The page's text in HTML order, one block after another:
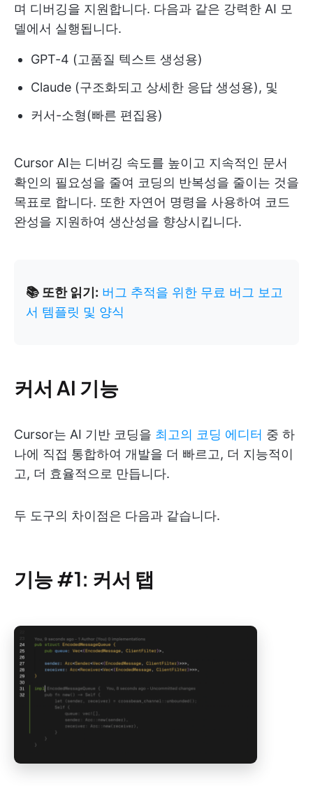
며 디버깅을 지원합니다. 다음과 같은 강력한 AI 모
델에서 실행됩니다.
GPT-4 (고품질 텍스트 생성용)
Claude (구조화되고 상세한 응답 생성용), 및
커서-소형(빠른 편집용)
Cursor AI는 디버깅 속도를 높이고 지속적인 문서
확인의 필요성을 줄여 코딩의 반복성을 줄이는 것을
목표로 합니다. 또한 자연어 명령을 사용하여 코드
완성을 지원하여 생산성을 향상시킵니다.
📚 또한 읽기: 버그 추적을 위한 무료 버그 보고
서 템플릿 및 양식
커서 AI 기능
Cursor는 AI 기반 코딩을 최고의 코딩 에디터 중 하
나에 직접 통합하여 개발을 더 빠르고, 더 지능적이
고, 더 효율적으로 만듭니다.
두 도구의 차이점은 다음과 같습니다.
기능 #1: 커서 탭